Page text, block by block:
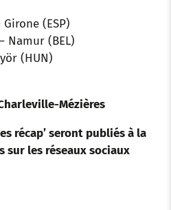
Girone (ESP)
Namur (BEL)
(HUN)
Mézières
récap’ seront publiés à la
sur les réseaux sociaux